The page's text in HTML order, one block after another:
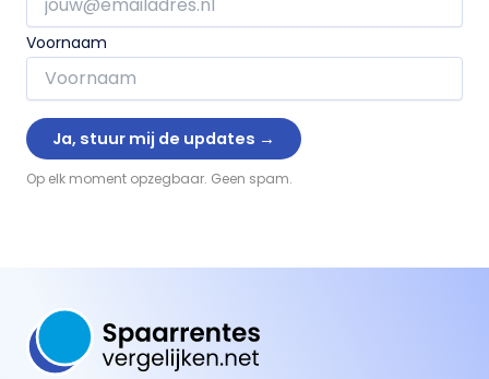
Voornaam
Op elk moment opzegbaar. Geen spam.